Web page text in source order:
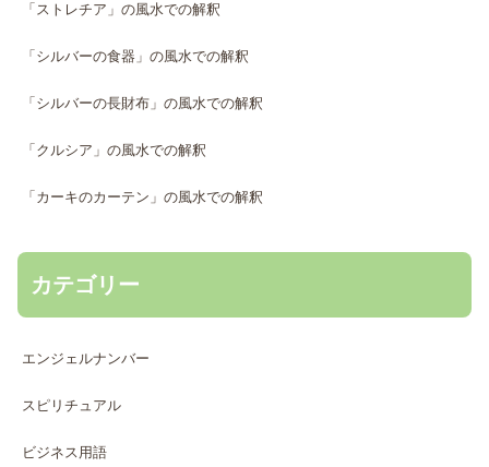
「ストレチア」の風水での解釈
「シルバーの食器」の風水での解釈
「シルバーの長財布」の風水での解釈
「クルシア」の風水での解釈
「カーキのカーテン」の風水での解釈
カテゴリー
エンジェルナンバー
スピリチュアル
ビジネス用語